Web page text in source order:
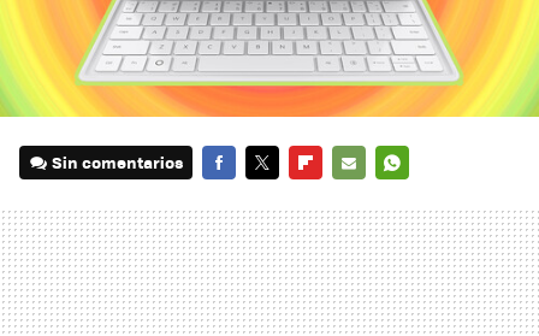
Sin comentarios
MAIL